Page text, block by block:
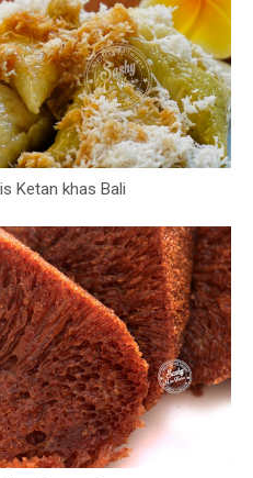
Ketan khas Bali